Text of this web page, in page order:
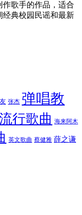
作歌手的作品，适合
经典校园民谣和最新
张杰 弹唱教
行歌曲 海来阿木
英文歌曲 蔡健雅 薛之谦